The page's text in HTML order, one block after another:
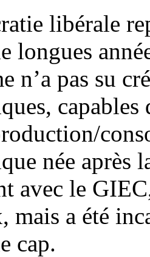
libérale
longues
n’a pas su
née après
avec le
mais a été
cap.